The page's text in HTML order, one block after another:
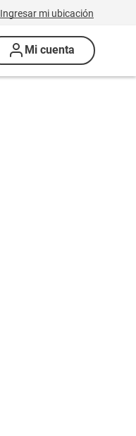
Ingresar mi ubicación
Mi cuenta